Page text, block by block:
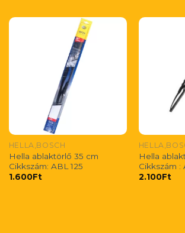
HELLA,BOSCH
Hella ablaktörlő 35 cm
Cikkszám: ABL 125
1.600Ft
Hella
Cikkszám :
2.100Ft